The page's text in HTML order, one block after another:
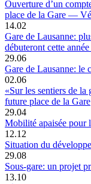
Ouverture d’un
place de la Gare —
14.02
Gare de Lausanne:
débuteront cette
29.06
Gare de Lausanne: le
02.06
«Sur les sentiers de la
future place de la Gare
29.04
Mobilité apaisée pour
12.12
Situation du
29.08
Sous-gare: un projet
13.10